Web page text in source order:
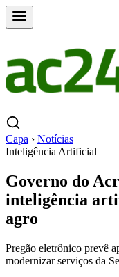
Capa › Notícias
Inteligência Artificial
Governo do
inteligência
agro
Pregão eletrônico prevê
modernizar serviços da